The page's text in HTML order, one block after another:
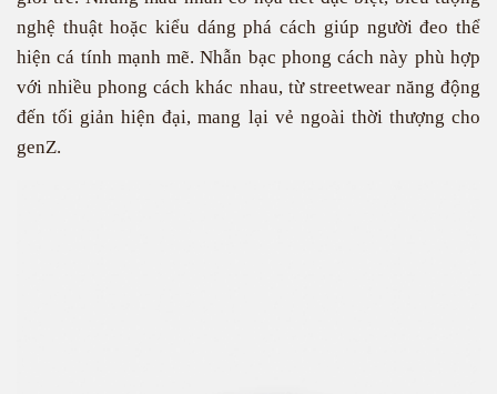
nghệ thuật hoặc kiểu dáng phá cách giúp người đeo thể
hiện cá tính mạnh mẽ. Nhẫn bạc phong cách này phù hợp
với nhiều phong cách khác nhau, từ streetwear năng động
đến tối giản hiện đại, mang lại vẻ ngoài thời thượng cho
genZ.